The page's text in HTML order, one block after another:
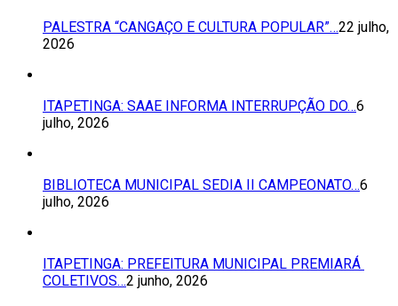
PALESTRA “CANGAÇO E CULTURA POPULAR”…22 julho,
2026
ITAPETINGA: SAAE INFORMA INTERRUPÇÃO DO…6
julho, 2026
BIBLIOTECA MUNICIPAL SEDIA II CAMPEONATO…6
julho, 2026
ITAPETINGA: PREFEITURA MUNICIPAL PREMIARÁ
COLETIVOS…2 junho, 2026